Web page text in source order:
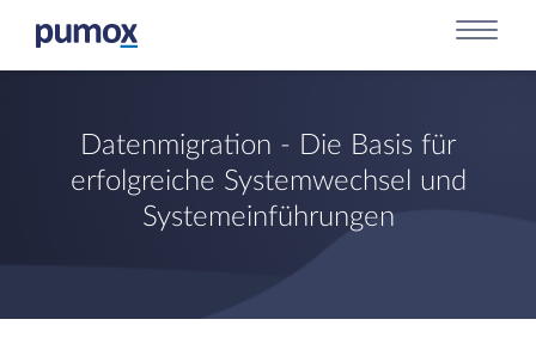
Datenmigration - Die Basis für
erfolgreiche Systemwechsel und
Systemeinführungen